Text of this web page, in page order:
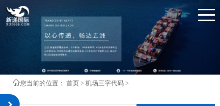
您当前的位置： 首页 > 机场三字代码 >